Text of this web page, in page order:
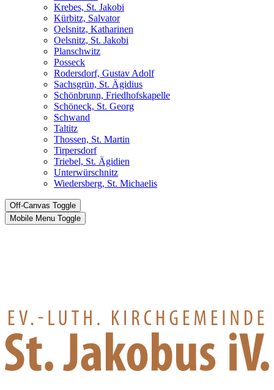
Krebes, St. Jakobi
Kürbitz, Salvator
Oelsnitz, Katharinen
Oelsnitz, St. Jakobi
Planschwitz
Posseck
Rodersdorf, Gustav Adolf
Sachsgrün, St. Ägidius
Schönbrunn, Friedhofskapelle
Schöneck, St. Georg
Schwand
Taltitz
Thossen, St. Martin
Tirpersdorf
Triebel, St. Ägidien
Unterwürschnitz
Wiedersberg, St. Michaelis
Off-Canvas Toggle
Mobile Menu Toggle